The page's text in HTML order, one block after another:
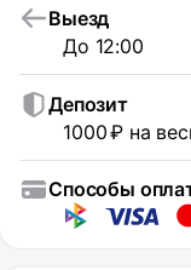
Выезд
До 12:00
Депозит
1000 ₽ на
Способы